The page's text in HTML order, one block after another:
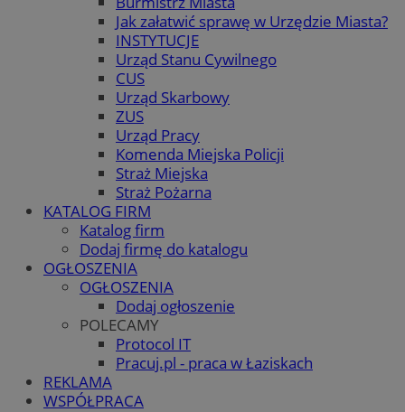
Jak załatwić sprawę w Urzędzie Miasta?
INSTYTUCJE
Urząd Stanu Cywilnego
CUS
Urząd Skarbowy
ZUS
Urząd Pracy
Komenda Miejska Policji
Straż Miejska
Straż Pożarna
KATALOG FIRM
Katalog firm
Dodaj firmę do katalogu
OGŁOSZENIA
OGŁOSZENIA
Dodaj ogłoszenie
POLECAMY
Protocol IT
Pracuj.pl - praca w Łaziskach
REKLAMA
WSPÓŁPRACA